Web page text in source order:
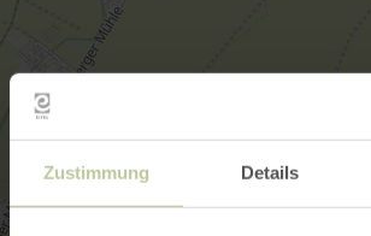
Zustimmung Details